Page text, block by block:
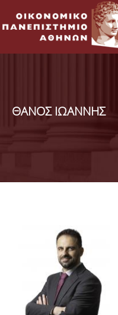
ΘΑΝΟΣ ΙΩΑΝΝΗΣ